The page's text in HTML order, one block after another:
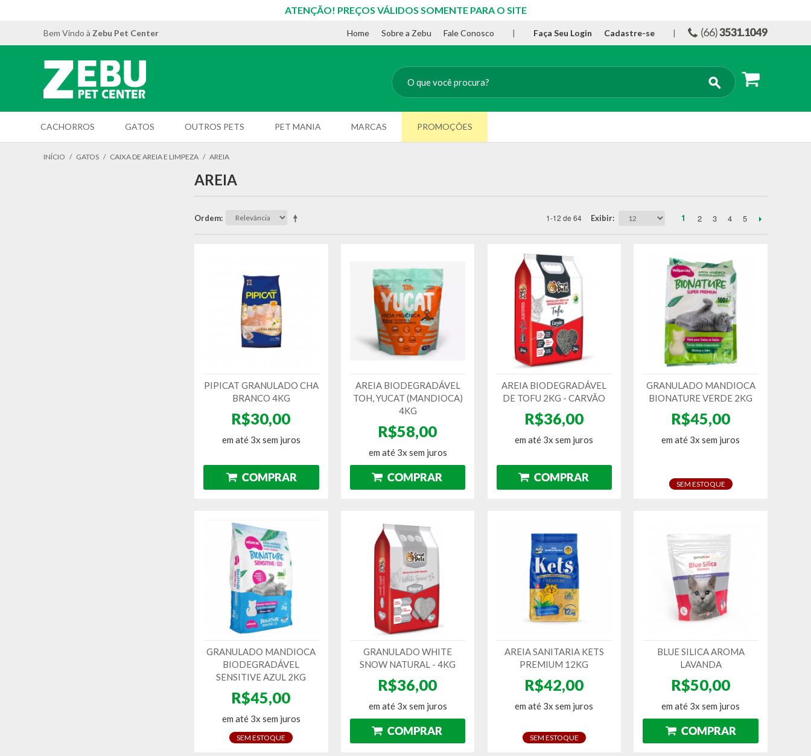
ATENÇÃO! PREÇOS VÁLIDOS SOMENTE PARA O SITE
Bem Vindo à Zebu Pet Center Home Sobre a Zebu Fale Conosco | Faça Seu Login Cadastre-se |
CACHORROS GATOS OUTROS PETS PET MANIA MARCAS PROMOÇÕES
INÍCIO / GATOS / CAIXA DE AREIA E LIMPEZA / AREIA
AREIA
Ordem 1-12 de 64 Exibir 1 2 3 4 5
PIPICAT GRANULADO CHA
BRANCO 4KG
R$30,00
em até 3x sem juros
AREIA BIODEGRADÁVEL
TOH, YUCAT (MANDIOCA)
4KG
R$58,00
em até 3x sem juros
AREIA BIODEGRADÁVEL
DE TOFU 2KG - CARVÃO
R$36,00
em até 3x sem juros
GRANULADO MANDIOCA
BIONATURE VERDE 2KG
R$45,00
em até 3x sem juros
SEM ESTOQUE
GRANULADO MANDIOCA
BIODEGRADÁVEL
SENSITIVE AZUL 2KG
R$45,00
em até 3x sem juros
SEM ESTOQUE
GRANULADO WHITE
SNOW NATURAL - 4KG
R$36,00
em até 3x sem juros
AREIA SANITARIA KETS
PREMIUM 12KG
R$42,00
em até 3x sem juros
SEM ESTOQUE
BLUE SILICA AROMA
LAVANDA
R$50,00
em até 3x sem juros